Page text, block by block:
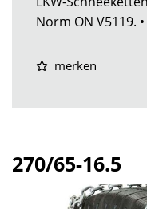
Norm ON V5119.
merken
270/65-16.5